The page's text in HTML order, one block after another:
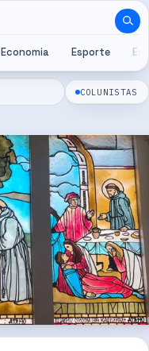
Economia Esporte
COLUNISTAS